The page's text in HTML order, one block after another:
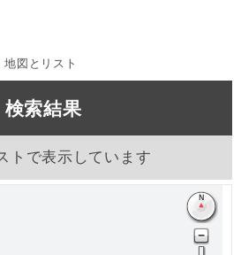
地図とリスト
検索結果
トで表示しています